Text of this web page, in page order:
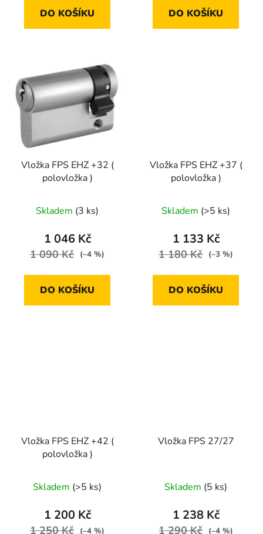
DO KOŠÍKU DO KOŠÍKU
Vložka FPS EHZ +32 (
polovložka )
Skladem (3 ks)
1 046 Kč
1 090 Kč (–4 %)
DO KOŠÍKU
Vložka FPS EHZ +37 (
polovložka )
Skladem (>5 ks)
1 133 Kč
1 180 Kč (–3 %)
DO KOŠÍKU
Vložka FPS EHZ +42 (
polovložka )
Skladem (>5 ks)
1 200 Kč
1 250 Kč (–4 %)
Vložka FPS 27/27
Skladem (5 ks)
1 238 Kč
1 290 Kč (–4 %)